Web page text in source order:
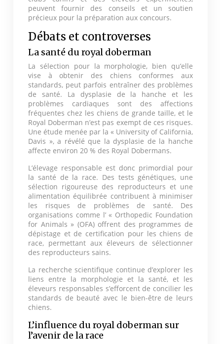
peuvent fournir des conseils et un soutien
précieux pour la préparation aux concours.
Débats et controverses
La santé du royal doberman
La sélection pour la morphologie, bien qu’elle
vise à obtenir des chiens conformes aux
standards, peut parfois entraîner des problèmes
de santé. La dysplasie de la hanche et les
problèmes cardiaques sont des affections
fréquentes chez les chiens de grande taille, et le
Royal Doberman n’est pas exempt de ces risques.
Une étude menée par la « University of California,
Davis », a révélé que la dysplasie de la hanche
affecte environ 20 % des Royal Dobermans.
L’élevage responsable est donc primordial pour
la santé de la race. Des tests génétiques, une
sélection rigoureuse des reproducteurs et une
alimentation équilibrée contribuent à minimiser
les risques de problèmes de santé. Des
organisations comme l’ « Orthopedic Foundation
for Animals » (OFA) offrent des programmes de
dépistage et de certification pour les chiens de
race, permettant aux éleveurs de sélectionner
des reproducteurs sains.
La recherche scientifique continue d’explorer les
liens entre la morphologie et la santé, et les
éleveurs responsables s’efforcent de concilier les
standards de beauté avec le bien-être de leurs
chiens.
L’influence du royal doberman sur
l’avenir de la race